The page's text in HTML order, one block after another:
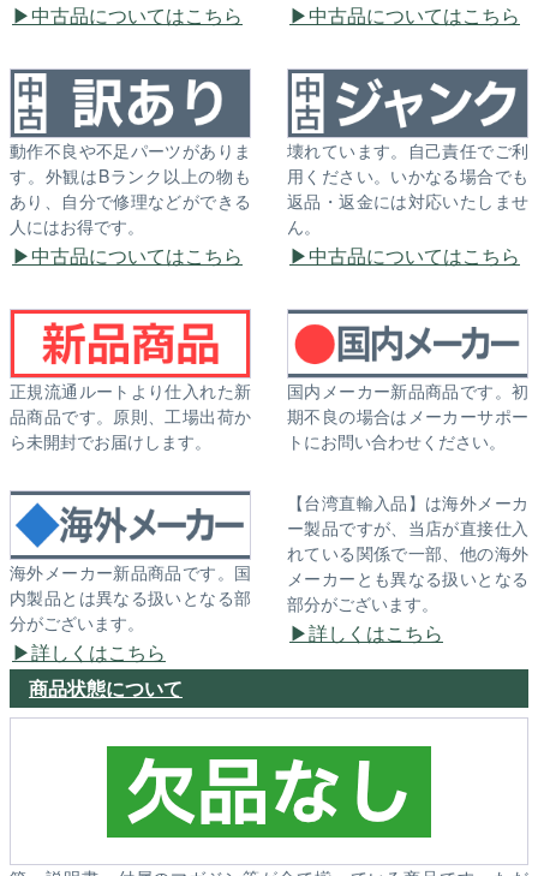
中古品についてはこちら 中古品についてはこちら
動作不良や不足パーツがありま
す。外観はBランク以上の物も
あり、自分で修理などができる
人にはお得です。
中古品についてはこちら
壊れています。自己責任でご利
用ください。いかなる場合でも
返品・返金には対応いたしませ
ん。
中古品についてはこちら
正規流通ルートより仕入れた新
品商品です。原則、工場出荷か
ら未開封でお届けします。
国内メーカー新品商品です。初
期不良の場合はメーカーサポー
トにお問い合わせください。
海外メーカー新品商品です。国
内製品とは異なる扱いとなる部
分がございます。
詳しくはこちら
【台湾直輸入品】は海外メーカ
ー製品ですが、当店が直接仕入
れている関係で一部、他の海外
メーカーとも異なる扱いとなる
部分がございます。
詳しくはこちら
商品状態について